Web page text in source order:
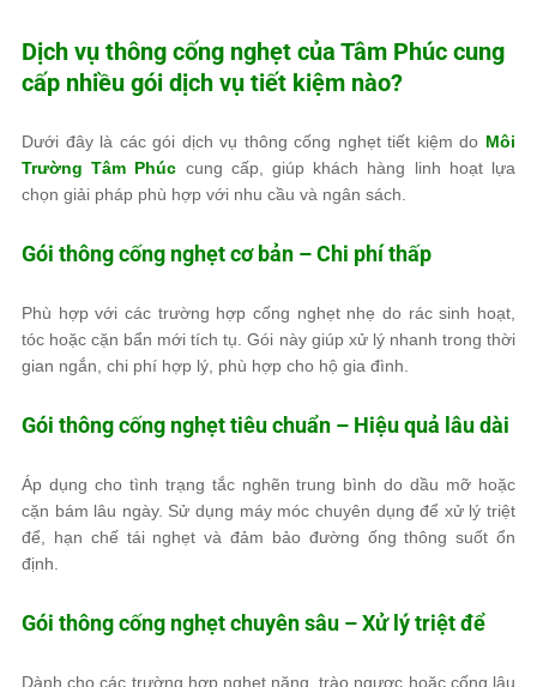
Dịch vụ thông cống nghẹt của Tâm Phúc cung
cấp nhiều gói dịch vụ tiết kiệm nào?
Dưới đây là các gói dịch vụ thông cống nghẹt tiết kiệm do Môi
Trường Tâm Phúc cung cấp, giúp khách hàng linh hoạt lựa
chọn giải pháp phù hợp với nhu cầu và ngân sách.
Gói thông cống nghẹt cơ bản – Chi phí thấp
Phù hợp với các trường hợp cống nghẹt nhẹ do rác sinh hoạt,
tóc hoặc cặn bẩn mới tích tụ. Gói này giúp xử lý nhanh trong thời
gian ngắn, chi phí hợp lý, phù hợp cho hộ gia đình.
Gói thông cống nghẹt tiêu chuẩn – Hiệu quả lâu dài
Áp dụng cho tình trạng tắc nghẽn trung bình do dầu mỡ hoặc
cặn bám lâu ngày. Sử dụng máy móc chuyên dụng để xử lý triệt
để, hạn chế tái nghẹt và đảm bảo đường ống thông suốt ổn
định.
Gói thông cống nghẹt chuyên sâu – Xử lý triệt để
Dành cho các trường hợp nghẹt nặng, trào ngược hoặc cống lâu